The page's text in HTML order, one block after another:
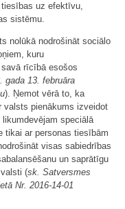
uz efektīvu,
sistēmu.
nolūkā nodrošināt sociālo
kuru
rīcībā esošos
gada 13. februāra
). Ņemot vērā to, ka
valsts pienākums izveidot
speciālā
tikai ar personas tiesībām
visas sabiedrības
un saprātīgu
(sk. Satversmes
Nr. 2016-14-01